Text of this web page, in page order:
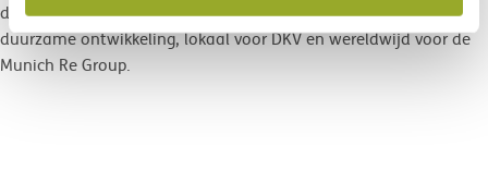
de samenleving en op samenwerking met erkende partners voor
duurzame ontwikkeling, lokaal voor DKV en wereldwijd voor de
Munich Re Group.